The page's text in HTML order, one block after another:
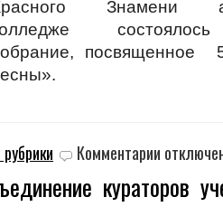
Знамени
посвященное
Комментарии записи
кураторов